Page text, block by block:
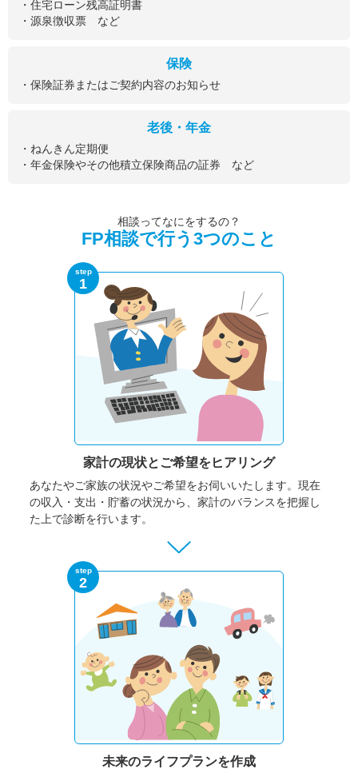
・住宅ローン残高証明書
・源泉徴収票 など
保険
・保険証券またはご契約内容のお知らせ
老後・年金
・ねんきん定期便
・年金保険やその他積立保険商品の証券 など
相談ってなにをするの？
FP相談で行う3つのこと
step
1
家計の現状と ご希望をヒアリング
あなたやご家族の状況やご希望をお伺いいたします。 現在
の収入・支出・貯蓄の状況から、家計のバランスを把握し
た上で診断を行います。
step
2
未来のライフプランを作成